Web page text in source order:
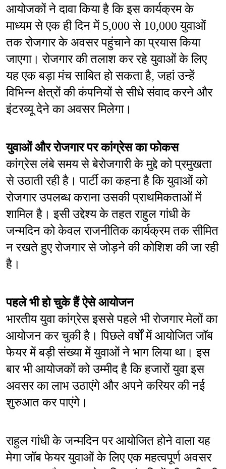
आयोजकों ने दावा किया है कि इस कार्यक्रम के
माध्यम से एक ही दिन में 5,000 से 10,000 युवाओं
तक रोजगार के अवसर पहुंचाने का प्रयास किया
जाएगा। रोजगार की तलाश कर रहे युवाओं के लिए
यह एक बड़ा मंच साबित हो सकता है, जहां उन्हें
विभिन्न क्षेत्रों की कंपनियों से सीधे संवाद करने और
इंटरव्यू देने का अवसर मिलेगा।
युवाओं और रोजगार पर कांग्रेस का फोकस
कांग्रेस लंबे समय से बेरोजगारी के मुद्दे को प्रमुखता
से उठाती रही है। पार्टी का कहना है कि युवाओं को
रोजगार उपलब्ध कराना उसकी प्राथमिकताओं में
शामिल है। इसी उद्देश्य के तहत राहुल गांधी के
जन्मदिन को केवल राजनीतिक कार्यक्रम तक सीमित
न रखते हुए रोजगार से जोड़ने की कोशिश की जा रही
है।
पहले भी हो चुके हैं ऐसे आयोजन
भारतीय युवा कांग्रेस इससे पहले भी रोजगार मेलों का
आयोजन कर चुकी है। पिछले वर्षों में आयोजित जॉब
फेयर में बड़ी संख्या में युवाओं ने भाग लिया था। इस
बार भी आयोजकों को उम्मीद है कि हजारों युवा इस
अवसर का लाभ उठाएंगे और अपने करियर की नई
शुरुआत कर पाएंगे।
राहुल गांधी के जन्मदिन पर आयोजित होने वाला यह
मेगा जॉब फेयर युवाओं के लिए एक महत्वपूर्ण अवसर